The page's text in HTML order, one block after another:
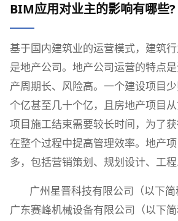
BIM应用对业主的影响有哪些?
基于国内建筑业的运营模式，建筑
是地产公司。地产公司运营的特点
产周期长、风险高。一个建设项目
个亿甚至几十个亿，且房地产项目
项目施工结束需要较长时间，为了
在整个过程中提高管理效率。地产
多，包括营销策划、规划设计、工
广州星晋科技有限公司（以下简
广东赛峰机械设备有限公司（以下